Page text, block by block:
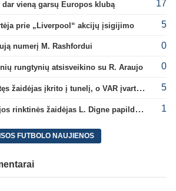
vieną garsų Europos klubą 17
prie „Liverpool“ akcijų įsigijimo 5
numerį M. Rashfordui 0
rungtynių atsisveikino su R. Araujo 0
Brazilijoje įvartį šventęs žaidėjas įkrito į tunelį, o VAR įvartį atšaukė 5
Pagrindinis Prancūzijos rinktinės žaidėjas L. Digne papildė PSG gretas 1
FUTBOLO NAUJIENOS